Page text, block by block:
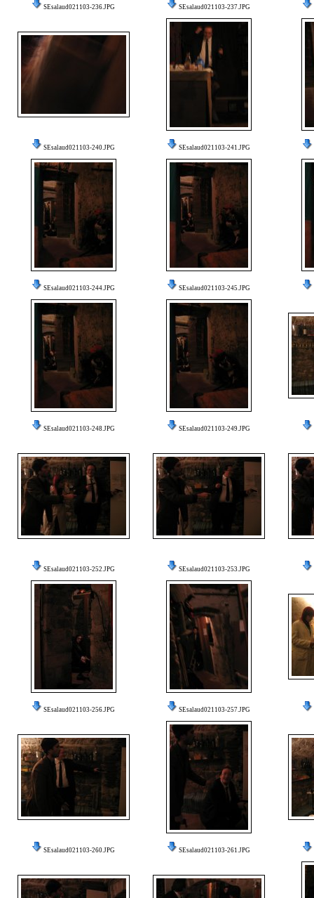
SEsalaud021103-236.JPG SEsalaud021103-237.JPG
SEsalaud021103-240.JPG SEsalaud021103-241.JPG
SEsalaud021103-244.JPG SEsalaud021103-245.JPG
SEsalaud021103-248.JPG SEsalaud021103-249.JPG
SEsalaud021103-252.JPG SEsalaud021103-253.JPG
SEsalaud021103-256.JPG SEsalaud021103-257.JPG
SEsalaud021103-260.JPG SEsalaud021103-261.JPG